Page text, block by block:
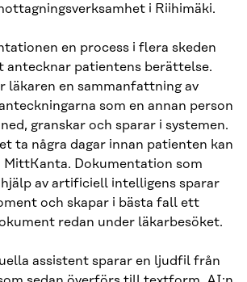
i Riihimäki.
en process i flera skeden
antecknar patientens berättelse.
läkaren en sammanfattning av
som en annan person
granskar och sparar i systemen.
ta några dagar innan patienten kan
MittKanta. Dokumentation som
av artificiell intelligens sparar
och skapar i bästa fall ett
redan under läkarbesöket.
assistent sparar en ljudfil från